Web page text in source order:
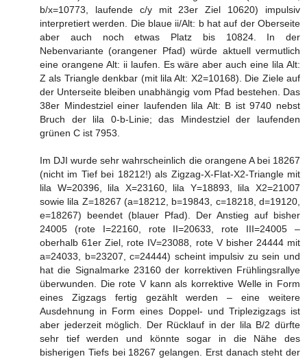
b/x=10773, laufende c/y mit 23er Ziel 10620) impulsiv
interpretiert werden. Die blaue ii/Alt: b hat auf der Oberseite
aber auch noch etwas Platz bis 10824. In der
Nebenvariante (orangener Pfad) würde aktuell vermutlich
eine orangene Alt: ii laufen. Es wäre aber auch eine lila Alt:
Z als Triangle denkbar (mit lila Alt: X2=10168). Die Ziele auf
der Unterseite bleiben unabhängig vom Pfad bestehen. Das
38er Mindestziel einer laufenden lila Alt: B ist 9740 nebst
Bruch der lila 0-b-Linie; das Mindestziel der laufenden
grünen C ist 7953.
Im DJI wurde sehr wahrscheinlich die orangene A bei 18267
(nicht im Tief bei 18212!) als Zigzag-X-Flat-X2-Triangle mit
lila W=20396, lila X=23160, lila Y=18893, lila X2=21007
sowie lila Z=18267 (a=18212, b=19843, c=18218, d=19120,
e=18267) beendet (blauer Pfad). Der Anstieg auf bisher
24005 (rote I=22160, rote II=20633, rote III=24005 –
oberhalb 61er Ziel, rote IV=23088, rote V bisher 24444 mit
a=24033, b=23207, c=24444) scheint impulsiv zu sein und
hat die Signalmarke 23160 der korrektiven Frühlingsrallye
überwunden. Die rote V kann als korrektive Welle in Form
eines Zigzags fertig gezählt werden – eine weitere
Ausdehnung in Form eines Doppel- und Triplezigzags ist
aber jederzeit möglich. Der Rücklauf in der lila B/2 dürfte
sehr tief werden und könnte sogar in die Nähe des
bisherigen Tiefs bei 18267 gelangen. Erst danach steht der